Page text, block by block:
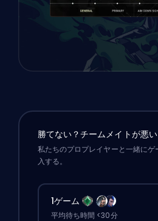
勝てない？チームメイトが悪い
私たちのプロプレイヤーと一緒にゲ
入する。
1ゲーム
平均待ち時間 <30分